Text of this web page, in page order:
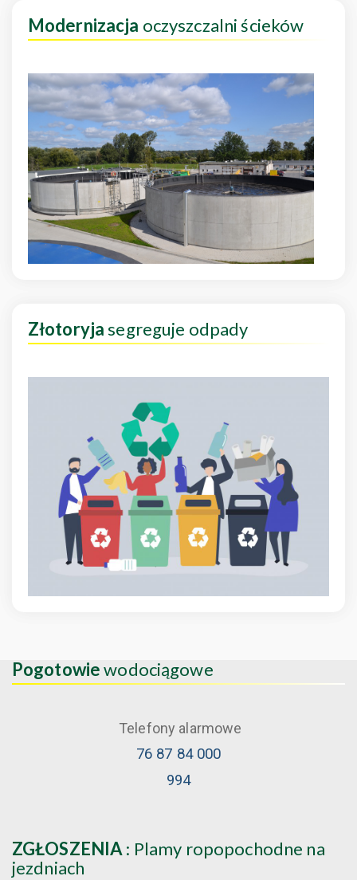
Modernizacja oczyszczalni ścieków
Złotoryjasegreguje odpady
Pogotowiewodociągowe
Telefony alarmowe
76 87 84 000
994
ZGŁOSZENIA : Plamy ropopochodne na
jezdniach